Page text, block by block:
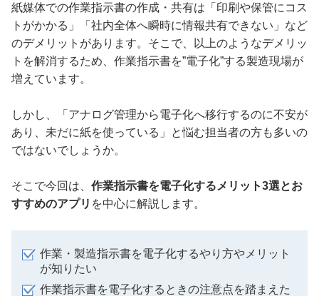
紙媒体での作業指示書の作成・共有は「印刷や保管にコス
トがかかる」「社内全体へ瞬時に情報共有できない」など
のデメリットがあります。そこで、以上のようなデメリッ
トを解消するため、作業指示書を”電子化”する製造現場が
増えています。
しかし、「アナログ管理から電子化へ移行するのに不安が
あり、未だに紙を使っている」と悩む担当者の方も多いの
ではないでしょうか。
そこで今回は、 作業指示書を電子化するメリット3選とお
すすめのアプリ を中心に解説します。
作業・製造指示書を電子化するやり方やメリット
が知りたい
作業指示書を電子化するときの注意点を踏まえた